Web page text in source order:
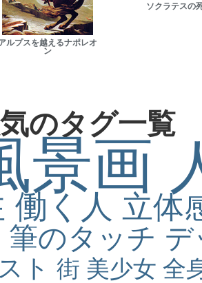
ルプスを越えるナポレオ
ン
ソクラテスの
のタグ一覧
景画
働く人 立体
筆のタッチ
ト 街 美少女 全